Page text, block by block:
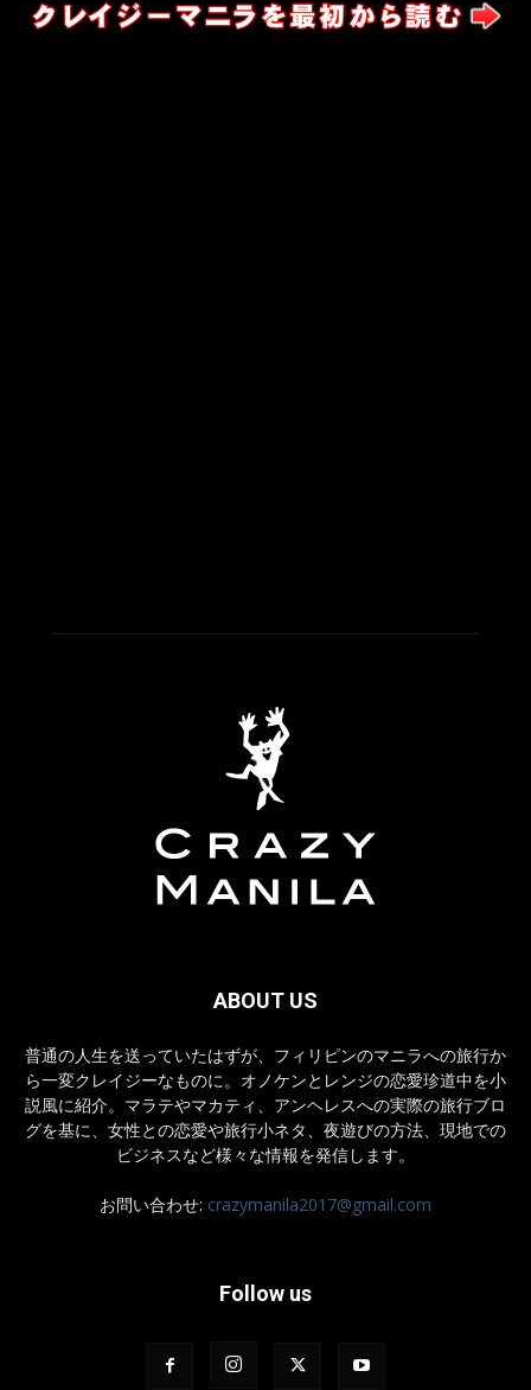
ABOUT US
普通の人生を送っていたはずが、フィリピンのマニラへの旅行か
ら一変クレイジーなものに。オノケンとレンジの恋愛珍道中を小
説風に紹介。マラテやマカティ、アンヘレスへの実際の旅行ブロ
グを基に、女性との恋愛や旅行小ネタ、夜遊びの方法、現地での
ビジネスなど様々な情報を発信します。
お問い合わせ: crazymanila2017@gmail.com
Follow us